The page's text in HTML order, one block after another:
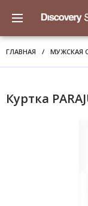
ГЛАВНАЯ / МУЖСКАЯ
Куртка